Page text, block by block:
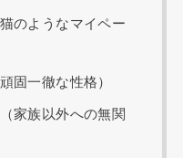
のようなマイペー
固一徹な性格）
家族以外への無関